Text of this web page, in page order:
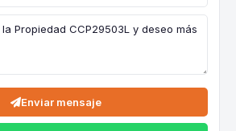
Enviar mensaje